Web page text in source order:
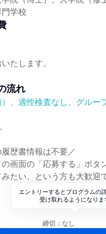
学校
たします。
流れ
、適性検査なし、グルー
歴書情報は不要／
画面の「応募する」ボタ
たい、という方も大歓迎
エントリーするとプログラムの
受け取れるようになりま
締切：なし